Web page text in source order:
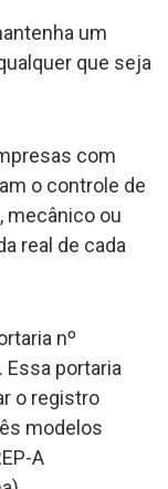
um
que seja
com
o controle de
mecânico ou
real de cada
nº
portaria
o registro
modelos
A